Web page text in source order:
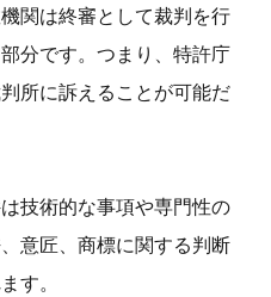
関は終審として裁判を行
分です。つまり、特許庁
所に訴えることが可能だ
技術的な事項や専門性の
意匠、商標に関する判断
す。